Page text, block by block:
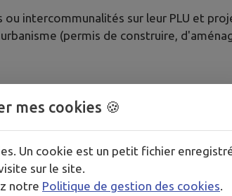
intercommunalités sur leur PLU et
(permis de construire,
mes cookies 🍪
Un cookie est un petit fichier
sur le site.
notre Politique de gestion des cookies.